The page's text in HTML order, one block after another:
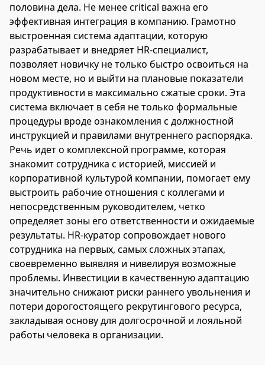
половина дела. Не менее critical важна его
эффективная интеграция в компанию. Грамотно
выстроенная система адаптации, которую
разрабатывает и внедряет HR-специалист,
позволяет новичку не только быстро освоиться на
новом месте, но и выйти на плановые показатели
продуктивности в максимально сжатые сроки. Эта
система включает в себя не только формальные
процедуры вроде ознакомления с должностной
инструкцией и правилами внутреннего распорядка.
Речь идет о комплексной программе, которая
знакомит сотрудника с историей, миссией и
корпоративной культурой компании, помогает ему
выстроить рабочие отношения с коллегами и
непосредственным руководителем, четко
определяет зоны его ответственности и ожидаемые
результаты. HR-куратор сопровождает нового
сотрудника на первых, самых сложных этапах,
своевременно выявляя и нивелируя возможные
проблемы. Инвестиции в качественную адаптацию
значительно снижают риски раннего увольнения и
потери дорогостоящего рекрутингового ресурса,
закладывая основу для долгосрочной и лояльной
работы человека в организации.